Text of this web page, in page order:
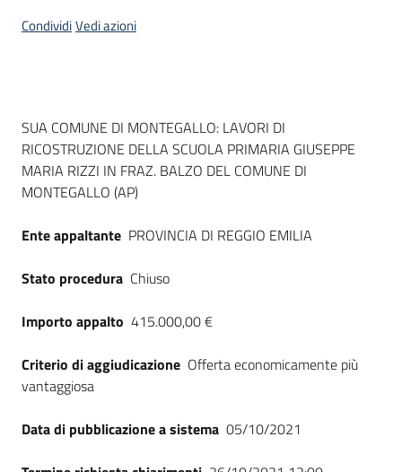
CondividiVedi azioni
Dati del bando
SUA COMUNE DI MONTEGALLO: LAVORI DI
RICOSTRUZIONE DELLA SCUOLA PRIMARIA GIUSEPPE
MARIA RIZZI IN FRAZ. BALZO DEL COMUNE DI
MONTEGALLO (AP)
Ente appaltante PROVINCIA DI REGGIO EMILIA
Stato procedura Chiuso
Importo appalto 415.000,00 €
Criterio di aggiudicazione Offerta economicamente più
vantaggiosa
Data di pubblicazione a sistema 05/10/2021